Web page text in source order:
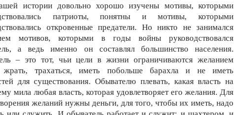
истории довольно хорошо изучены мотивы, которыми
патриоты, понятны и мотивы, которыми
откровенные предатели. Но никто не занимался
мотивов, которыми в годы войны руководствовался
а ведь именно он составлял большинство населения.
– это тот, чьи цели в жизни ограничиваются желанием
жрать, трахаться, иметь побольше барахла и не иметь
для существования. Обывателю плевать, какая власть на
мила любая власть, которая удовлетворяет его желания. Для
желаний нужны деньги, для того, чтобы их иметь, надо